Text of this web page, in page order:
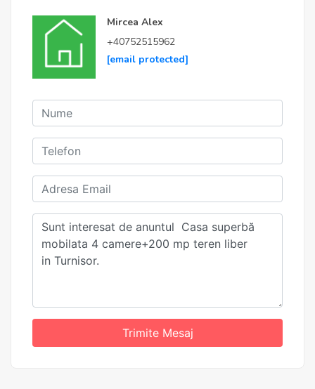
Mircea Alex
+40752515962
[email protected]
Trimite Mesaj